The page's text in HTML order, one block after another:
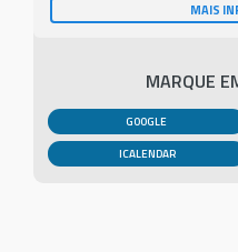
MAIS
MARQUE
GOOGLE